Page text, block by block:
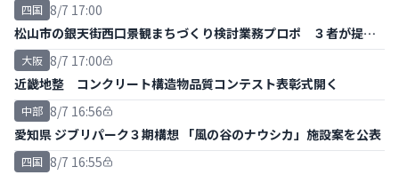
四国 8/7 17:00
松山市の銀天街西口景観まちづくり検討業務プロポ ３者が提案
書提出
大阪 8/7 17:00
近畿地整 コンクリート構造物品質コンテスト表彰式開く
中部 8/7 16:56
愛知県 ジブリパーク３期構想 「風の谷のナウシカ」施設案を公表
四国 8/7 16:55